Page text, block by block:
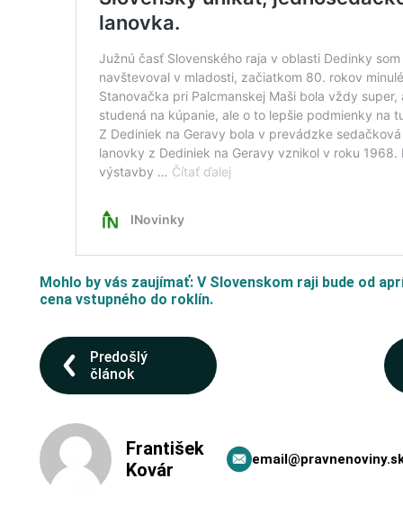
Mohlo by vás zaujímať: V Slovenskom raji bude od
cena vstupného do roklín.
Predošlý
článok
František
Kovár